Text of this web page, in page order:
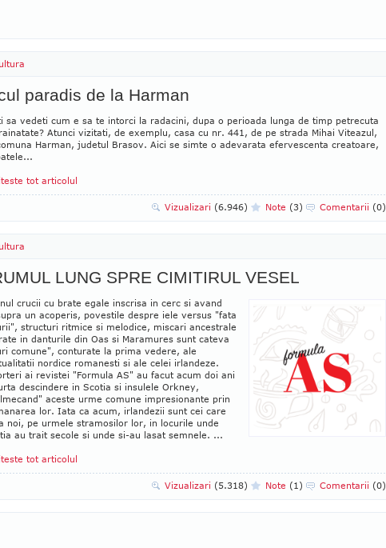
paradis de la Harman
sa vedeti cum e sa te intorci la radacini, dupa o perioada lunga de timp petrecuta
Atunci vizitati, de exemplu, casa cu nr. 441, de pe strada Mihai Viteazul,
Harman, judetul Brasov. Aici se simte o adevarata efervescenta creatoare,
tot articolul
Vizualizari (6.946) Note (3) Comentarii (0)
LUNG SPRE CIMITIRUL VESEL
crucii cu brate egale inscrisa in cerc si avand
un acoperis, povestile despre iele versus "fata
structuri ritmice si melodice, miscari ancestrale
in danturile din Oas si Maramures sunt cateva
comune", conturate la prima vedere, ale
nordice romanesti si ale celei irlandeze.
ai revistei "Formula AS" au facut acum doi ani
descindere in Scotia si insulele Orkney,
aceste urme comune impresionante prin
lor. Iata ca acum, irlandezii sunt cei care
noi, pe urmele stramosilor lor, in locurile unde
au trait secole si unde si-au lasat semnele. ...
tot articolul
Vizualizari (5.318) Note (1) Comentarii (0)